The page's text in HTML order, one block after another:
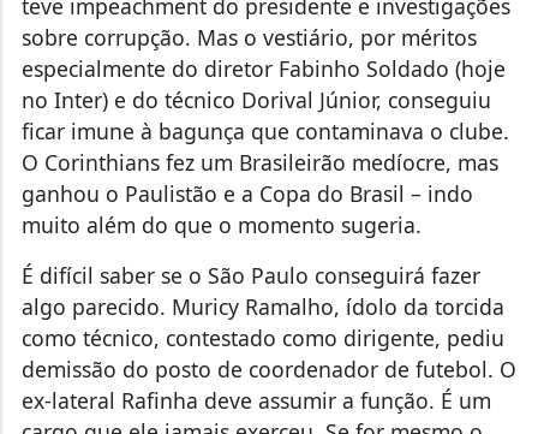
teve impeachment do presidente e investigações
sobre corrupção. Mas o vestiário, por méritos
especialmente do diretor Fabinho Soldado (hoje
no Inter) e do técnico Dorival Júnior, conseguiu
ficar imune à bagunça que contaminava o clube.
O Corinthians fez um Brasileirão medíocre, mas
ganhou o Paulistão e a Copa do Brasil – indo
muito além do que o momento sugeria.
É difícil saber se o São Paulo conseguirá fazer
algo parecido. Muricy Ramalho, ídolo da torcida
como técnico, contestado como dirigente, pediu
demissão do posto de coordenador de futebol. O
ex-lateral Rafinha deve assumir a função. É um